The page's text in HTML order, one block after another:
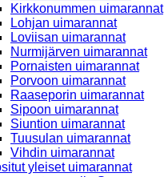
Kirkkonummen uimarannat
Lohjan uimarannat
Loviisan uimarannat
Nurmijärven uimarannat
Pornaisten uimarannat
Porvoon uimarannat
Raaseporin uimarannat
Sipoon uimarannat
Siuntion uimarannat
Tuusulan uimarannat
Vihdin uimarannat
yleiset uimarannat